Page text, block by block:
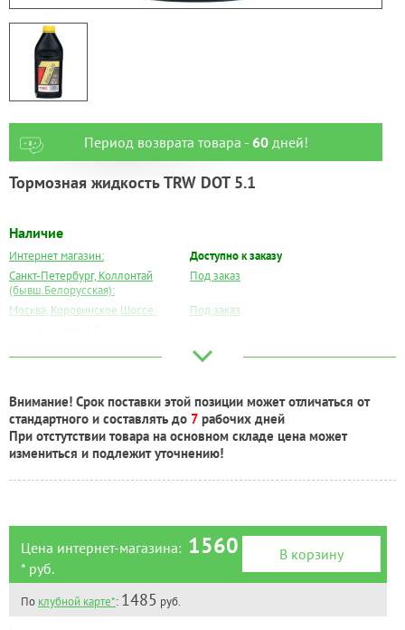
Период возврата товара - 60дней!
Тормозная жидкость TRW DOT 5.1
Наличие
Интернет магазин:
Доступно к заказу
Санкт-Петербург, Коллонтай
(бывш.Белорусская):
Под заказ
Москва, Коровинское Шоссе:
Под заказ
Под заказ
Самара:
Под заказ
Тверь:
Под заказ
Тюмень:
Под заказ
Внимание! Срок поставки этой позиции может отличаться от
стандартного и составлять до 7 рабочих дней
При отстутствии товара на основном складе цена может
измениться и подлежит уточнению!
Цена интернет-магазина: 1560
* руб.
В корзину
По клубной карте*: 1485 руб.